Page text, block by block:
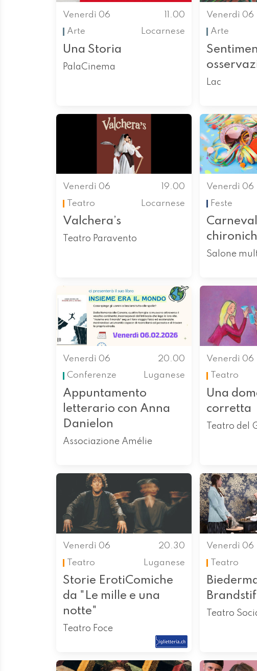
Venerdì 06
11.00
Arte
Locarnese
Una Storia
PalaCinema
Venerdì 06
Arte
Lac
Venerdì 06
19.00
Teatro
Locarnese
Valchera’s
Teatro Paravento
Venerdì 06
Feste
Salone
Venerdì 06
20.00
Conferenze
Luganese
Appuntamento
letterario con Anna
Danielon
Associazione Amélie
Venerdì 06
Teatro
Una
corretta
Teatro del
Venerdì 06
20.30
Teatro
Luganese
Storie ErotiComiche
da "Le mille e una
notte"
Teatro Foce
Venerdì 06
Teatro
Teatro